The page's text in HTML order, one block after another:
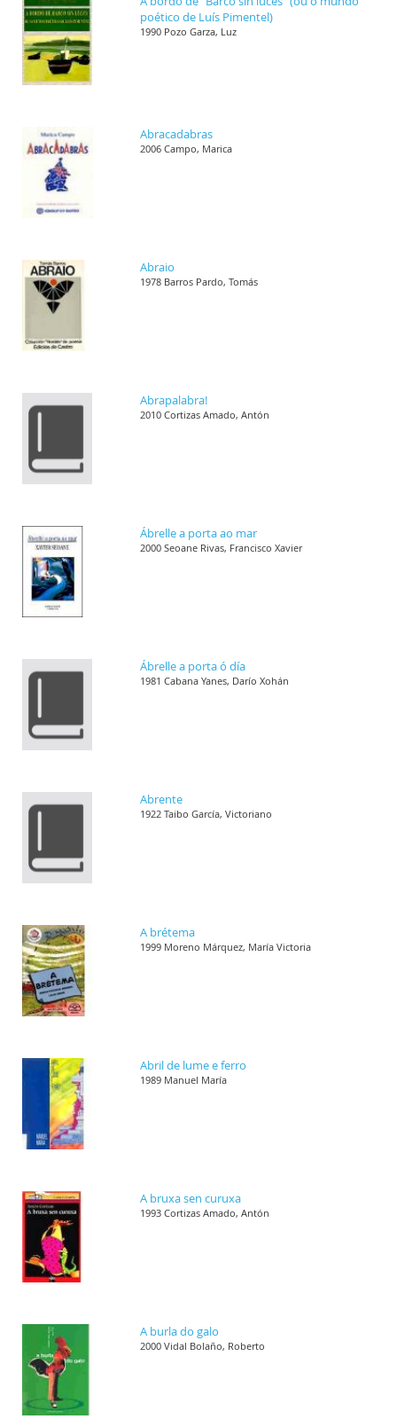
poético de Luís Pimentel)
1990 Pozo Garza, Luz
Abracadabras
2006 Campo, Marica
Abraio
1978 Barros Pardo, Tomás
Abrapalabra!
2010 Cortizas Amado, Antón
Ábrelle a porta ao mar
2000 Seoane Rivas, Francisco Xavier
Ábrelle a porta ó día
1981 Cabana Yanes, Darío Xohán
Abrente
1922 Taibo García, Victoriano
A brétema
1999 Moreno Márquez, María Victoria
Abril de lume e ferro
1989 Manuel María
A bruxa sen curuxa
1993 Cortizas Amado, Antón
A burla do galo
2000 Vidal Bolaño, Roberto